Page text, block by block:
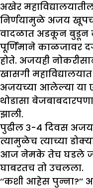
अखेर
निर्णयामुळे अजय खूपच
वादळात अडकून बुडून
पूर्णिमाने काळजावर
होते. अजयही
खासगी
अजयच्या आलेल्या या
थोडासा
झाली.
पुढील ३-४ दिवस
त्यामुळेच त्याच्या
आज नेमके तेच घडले
घाबरतच तो उचलला.
‘‘कशी आहेस